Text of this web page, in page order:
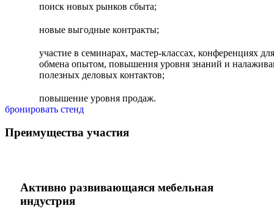
поиск новых рынков сбыта;
новые выгодные контракты;
участие в семинарах, мастер-классах, конференциях для
обмена опытом, повышения уровня знаний и
полезных деловых контактов;
повышение уровня продаж.
бронировать стенд
Преимущества участия
Активно развивающаяся мебельная
индустрия